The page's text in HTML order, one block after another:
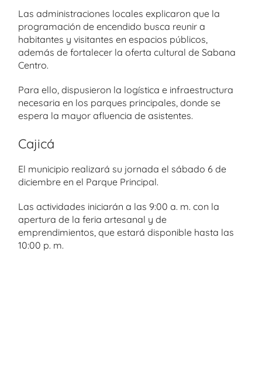
Las administraciones locales explicaron que la
programación de encendido busca reunir a
habitantes y visitantes en espacios públicos,
además de fortalecer la oferta cultural de Sabana
Centro.
Para ello, dispusieron la logística e infraestructura
necesaria en los parques principales, donde se
espera la mayor afluencia de asistentes.
Cajicá
El municipio realizará su jornada el sábado 6 de
diciembre en el Parque Principal.
Las actividades iniciarán a las 9:00 a. m. con la
apertura de la feria artesanal y de
emprendimientos, que estará disponible hasta las
10:00 p. m.